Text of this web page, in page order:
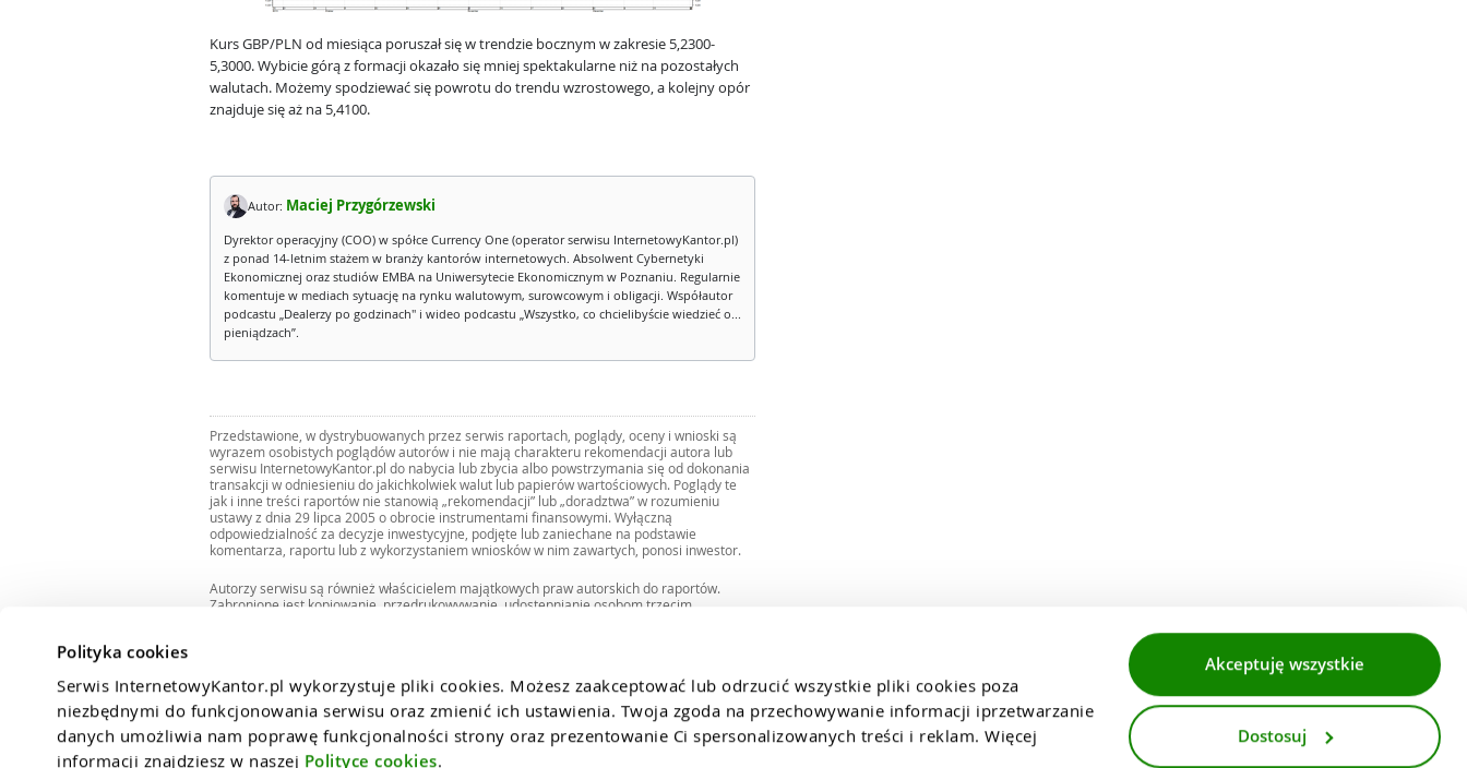
Polityka cookies
Serwis InternetowyKantor.pl wykorzystuje pliki cookies. Możesz zaakceptować lub odrzucić wszystkie pliki cookies poza
niezbędnymi do funkcjonowania serwisu oraz zmienić ich ustawienia. Twoja zgoda na przechowywanie informacji iprzetwarzanie
danych umożliwia nam poprawę funkcjonalności strony oraz prezentowanie Ci spersonalizowanych treści i reklam. Więcej
informacji znajdziesz w naszej Polityce cookies.
Akceptuję wszystkie
Dostosuj
Kurs GBP/PLN od miesiąca poruszał się w trendzie bocznym w zakresie 5,2300-
5,3000. Wybicie górą z formacji okazało się mniej spektakularne niż na pozostałych
walutach. Możemy spodziewać się powrotu do trendu wzrostowego, a kolejny opór
znajduje się aż na 5,4100.
Autor: Maciej Przygórzewski
Dyrektor operacyjny (COO) w spółce Currency One (operator serwisu InternetowyKantor.pl)
z ponad 14-letnim stażem w branży kantorów internetowych. Absolwent Cybernetyki
Ekonomicznej oraz studiów EMBA na Uniwersytecie Ekonomicznym w Poznaniu. Regularnie
komentuje w mediach sytuację na rynku walutowym, surowcowym i obligacji. Współautor
podcastu „Dealerzy po godzinach" i wideo podcastu „Wszystko, co chcielibyście wiedzieć o...
pieniądzach”.
Przedstawione, w dystrybuowanych przez serwis raportach, poglądy, oceny i wnioski są
wyrazem osobistych poglądów autorów i nie mają charakteru rekomendacji autora lub
serwisu InternetowyKantor.pl do nabycia lub zbycia albo powstrzymania się od dokonania
transakcji w odniesieniu do jakichkolwiek walut lub papierów wartościowych. Poglądy te
jak i inne treści raportów nie stanowią „rekomendacji” lub „doradztwa” w rozumieniu
ustawy z dnia 29 lipca 2005 o obrocie instrumentami finansowymi. Wyłączną
odpowiedzialność za decyzje inwestycyjne, podjęte lub zaniechane na podstawie
komentarza, raportu lub z wykorzystaniem wniosków w nim zawartych, ponosi inwestor.
Autorzy serwisu są również właścicielem majątkowych praw autorskich do raportów.
Zabronione jest kopiowanie, przedrukowywanie, udostępnianie osobom trzecim